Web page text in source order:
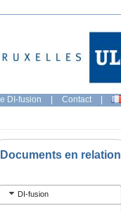
DI-fusion | Contact |
Documents en relation
DI-fusion